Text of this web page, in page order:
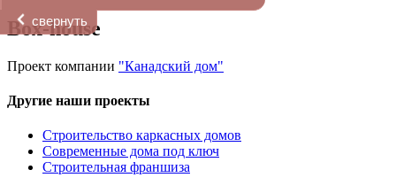
свернуть
Box-house
Проект компании "Канадский дом"
Другие наши проекты
Строительство каркасных домов
Современные дома под ключ
Строительная франшиза